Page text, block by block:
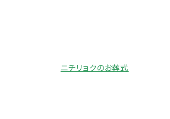
ニチリョクのお葬式